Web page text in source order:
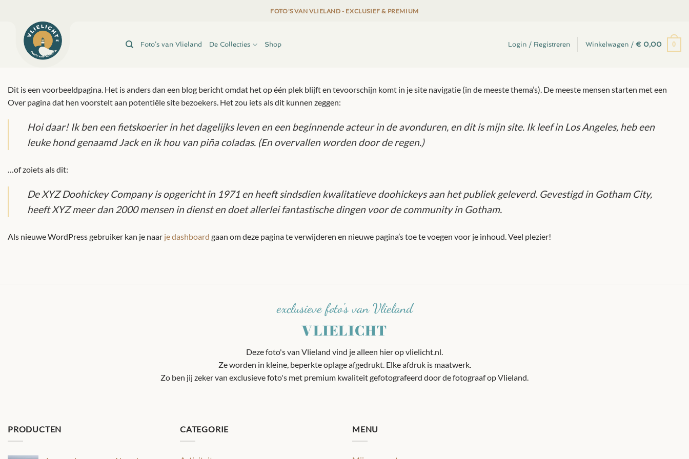
FOTO'S VAN VLIELAND - EXCLUSIEF & PREMIUM
Foto’s van Vlieland De Collecties Shop Login / Registreren Winkelwagen / € 0,00 0
Dit is een voorbeeldpagina. Het is anders dan een blog bericht omdat het op één plek blijft en tevoorschijn komt in je site navigatie (in de meeste thema’s). De meeste mensen starten met een
Over pagina dat hen voorstelt aan potentiële site bezoekers. Het zou iets als dit kunnen zeggen:
Hoi daar! Ik ben een fietskoerier in het dagelijks leven en een beginnende acteur in de avonduren, en dit is mijn site. Ik leef in Los Angeles, heb een
leuke hond genaamd Jack en ik hou van piña coladas. (En overvallen worden door de regen.)
…of zoiets als dit:
De XYZ Doohickey Company is opgericht in 1971 en heeft sindsdien kwalitatieve doohickeys aan het publiek geleverd. Gevestigd in Gotham City,
heeft XYZ meer dan 2000 mensen in dienst en doet allerlei fantastische dingen voor de community in Gotham.
Als nieuwe WordPress gebruiker kan je naar je dashboard gaan om deze pagina te verwijderen en nieuwe pagina’s toe te voegen voor je inhoud. Veel plezier!
exclusieve foto's van Vlieland
VLIELICHT
Deze foto's van Vlieland vind je alleen hier op vlielicht.nl.
Ze worden in kleine, beperkte oplage afgedrukt. Elke afdruk is maatwerk.
Zo ben jij zeker van exclusieve foto's met premium kwaliteit gefotografeerd door de fotograaf op Vlieland.
PRODUCTEN CATEGORIE MENU